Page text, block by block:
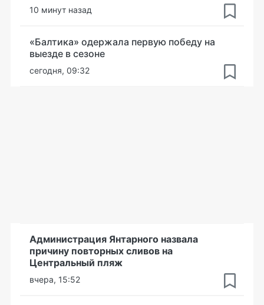
10 минут назад
«Балтика» одержала первую победу на
выезде в сезоне
сегодня, 09:32
Администрация Янтарного назвала
причину повторных сливов на
Центральный пляж
вчера, 15:52